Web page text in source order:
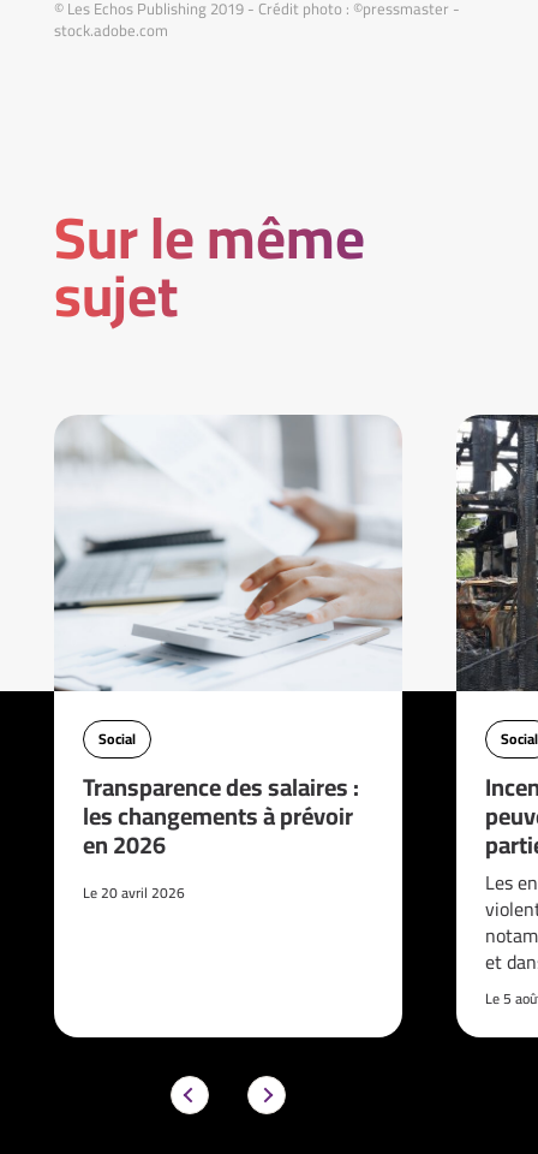
© Les Echos Publishing 2019 - Crédit photo : ©pressmaster -
stock.adobe.com
Sur le même
sujet
Social
Transparence des salaires :
les changements à prévoir
en 2026
Le 20 avril 2026
Social
Les
et
Le 5